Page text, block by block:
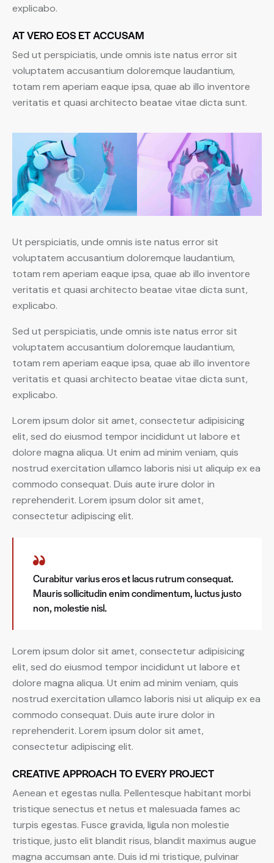
explicabo.
AT VERO EOS ET ACCUSAM
Sed ut perspiciatis, unde omnis iste natus error sit
voluptatem accusantium doloremque laudantium,
totam rem aperiam eaque ipsa, quae ab illo inventore
veritatis et quasi architecto beatae vitae dicta sunt.
Ut perspiciatis, unde omnis iste natus error sit
voluptatem accusantium doloremque laudantium,
totam rem aperiam eaque ipsa, quae ab illo inventore
veritatis et quasi architecto beatae vitae dicta sunt,
explicabo.
Sed ut perspiciatis, unde omnis iste natus error sit
voluptatem accusantium doloremque laudantium,
totam rem aperiam eaque ipsa, quae ab illo inventore
veritatis et quasi architecto beatae vitae dicta sunt,
explicabo.
Lorem ipsum dolor sit amet, consectetur adipisicing
elit, sed do eiusmod tempor incididunt ut labore et
dolore magna aliqua. Ut enim ad minim veniam, quis
nostrud exercitation ullamco laboris nisi ut aliquip ex ea
commodo consequat. Duis aute irure dolor in
reprehenderit. Lorem ipsum dolor sit amet,
consectetur adipiscing elit.
Curabitur varius eros et lacus rutrum consequat.
Mauris sollicitudin enim condimentum, luctus justo
non, molestie nisl.
Lorem ipsum dolor sit amet, consectetur adipisicing
elit, sed do eiusmod tempor incididunt ut labore et
dolore magna aliqua. Ut enim ad minim veniam, quis
nostrud exercitation ullamco laboris nisi ut aliquip ex ea
commodo consequat. Duis aute irure dolor in
reprehenderit. Lorem ipsum dolor sit amet,
consectetur adipiscing elit.
CREATIVE APPROACH TO EVERY PROJECT
Aenean et egestas nulla. Pellentesque habitant morbi
tristique senectus et netus et malesuada fames ac
turpis egestas. Fusce gravida, ligula non molestie
tristique, justo elit blandit risus, blandit maximus augue
magna accumsan ante. Duis id mi tristique, pulvinar